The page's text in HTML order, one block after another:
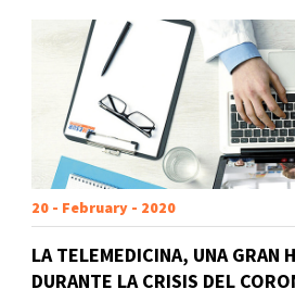
20 - February - 2020
LA TELEMEDICINA, UNA GRAN
DURANTE LA CRISIS DEL